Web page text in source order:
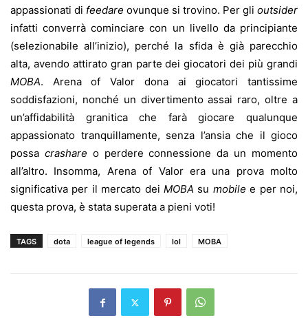
appassionati di feedare ovunque si trovino. Per gli outsider
infatti converrà cominciare con un livello da principiante
(selezionabile all’inizio), perché la sfida è già parecchio
alta, avendo attirato gran parte dei giocatori dei più grandi
MOBA. Arena of Valor dona ai giocatori tantissime
soddisfazioni, nonché un divertimento assai raro, oltre a
un’affidabilità granitica che farà giocare qualunque
appassionato tranquillamente, senza l’ansia che il gioco
possa crashare o perdere connessione da un momento
all’altro. Insomma, Arena of Valor era una prova molto
significativa per il mercato dei MOBA su mobile e per noi,
questa prova, è stata superata a pieni voti!
TAGS dota league of legends lol MOBA